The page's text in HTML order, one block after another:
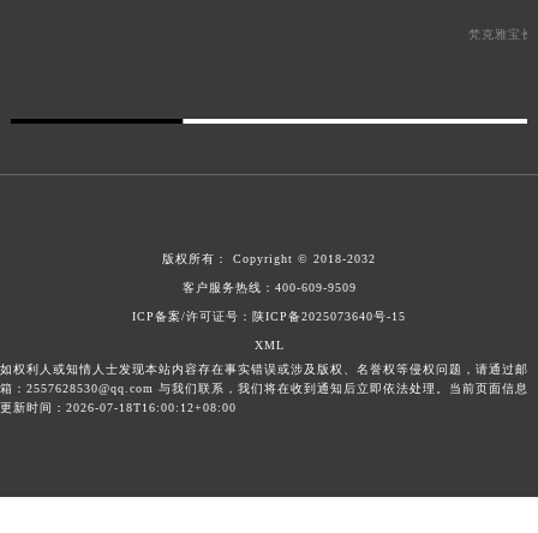
梵克雅宝长
版权所有： Copyright © 2018-2032
客户服务热线： 400-609-9509
ICP备案/许可证号：陕ICP备2025073640号-15
XML
如权利人或知情人士发现本站内容存在事实错误或涉及版权、名誉权等侵权问题，请通过邮
箱：2557628530@qq.com 与我们联系，我们将在收到通知后立即依法处理。当前页面信息
更新时间：2026-07-18T16:00:12+08:00